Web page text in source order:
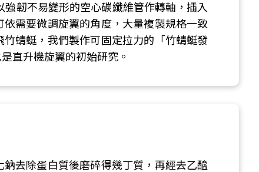
韌不易變形的空心碳纖維管作轉軸，插入
需要微調旋翼的角度，大量複製規格一致
蜻蜓，我們製作可固定拉力的「竹蜻蜓發
直升機旋翼的初始研究。
去除蛋白質後磨碎得幾丁質，再經去乙醯